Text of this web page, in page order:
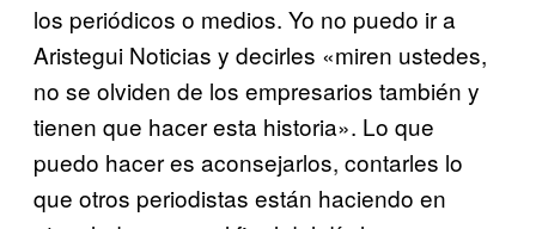
los periódicos o medios. Yo no puedo ir a
Aristegui Noticias y decirles «miren ustedes,
no se olviden de los empresarios también y
tienen que hacer esta historia». Lo que
puedo hacer es aconsejarlos, contarles lo
que otros periodistas están haciendo en